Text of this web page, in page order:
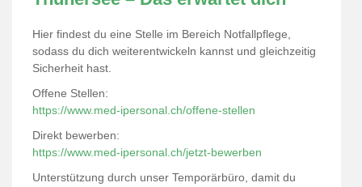
Hier findest du eine Stelle im Bereich Notfallpflege,
sodass du dich weiterentwickeln kannst und gleichzeitig
Sicherheit hast.
Offene Stellen:
https://www.med-ipersonal.ch/offene-stellen
Direkt bewerben:
https://www.med-ipersonal.ch/jetzt-bewerben
Unterstützung durch unser Temporärbüro, damit du